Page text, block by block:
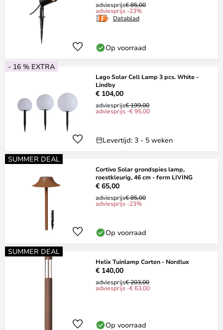
adviesprijs€ 85,00
adviesprijs -23%
Datablad
Op voorraad
- 16 % EXTRA
Lago Solar Cell Lamp 3 pcs. White -
Lindby
€ 104,00
adviesprijs€ 199,00
adviesprijs -€ 95,00
Levertijd: 3 - 5 weken
SUMMER DEAL
Cortivo Solar grondspies lamp,
roestkleurig, 46 cm - ferm LIVING
€ 65,00
adviesprijs€ 85,00
adviesprijs -23%
Op voorraad
SUMMER DEAL
Helix Tuinlamp Corten - Nordlux
€ 140,00
adviesprijs€ 203,00
adviesprijs -€ 63,00
Op voorraad